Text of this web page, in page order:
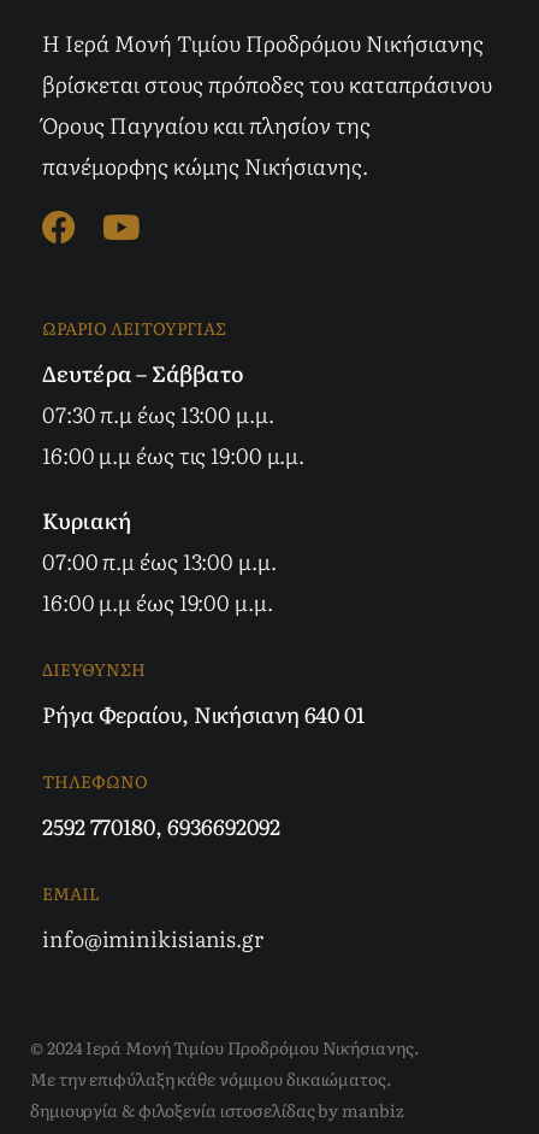
Η Ιερά Μονή Τιμίου Προδρόμου Νικήσιανης
βρίσκεται στους πρόποδες του καταπράσινου
Όρους Παγγαίου και πλησίον της
πανέμορφης κώμης Νικήσιανης.
ΩΡΑΡΙΟ ΛΕΙΤΟΥΡΓΙΑΣ
Δευτέρα – Σάββατο
07:30 π.μ έως 13:00 μ.μ.
16:00 μ.μ έως τις 19:00 μ.μ.
Κυριακή
07:00 π.μ έως 13:00 μ.μ.
16:00 μ.μ έως 19:00 μ.μ.
ΔΙΕΥΘΥΝΣΗ
Ρήγα Φεραίου, Νικήσιανη 640 01
ΤΗΛΕΦΩΝΟ
2592 770180,6936692092
EMAIL
info@iminikisianis.gr
© 2024 Ιερά Μονή Τιμίου Προδρόμου Νικήσιανης.
Με την επιφύλαξη κάθε νόμιμου δικαιώματος.
δημιουργία & φιλοξενία ιστοσελίδας by manbiz